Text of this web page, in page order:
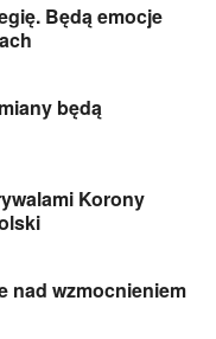
Będą emocje
będą
Korony
nad wzmocnieniem